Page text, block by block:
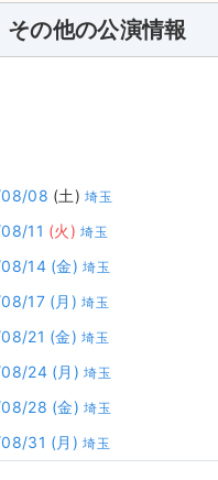
の他の公演情報
08 (土) 埼玉
11 (火) 埼玉
14 (金) 埼玉
17 (月) 埼玉
21 (金) 埼玉
24 (月) 埼玉
28 (金) 埼玉
31 (月) 埼玉